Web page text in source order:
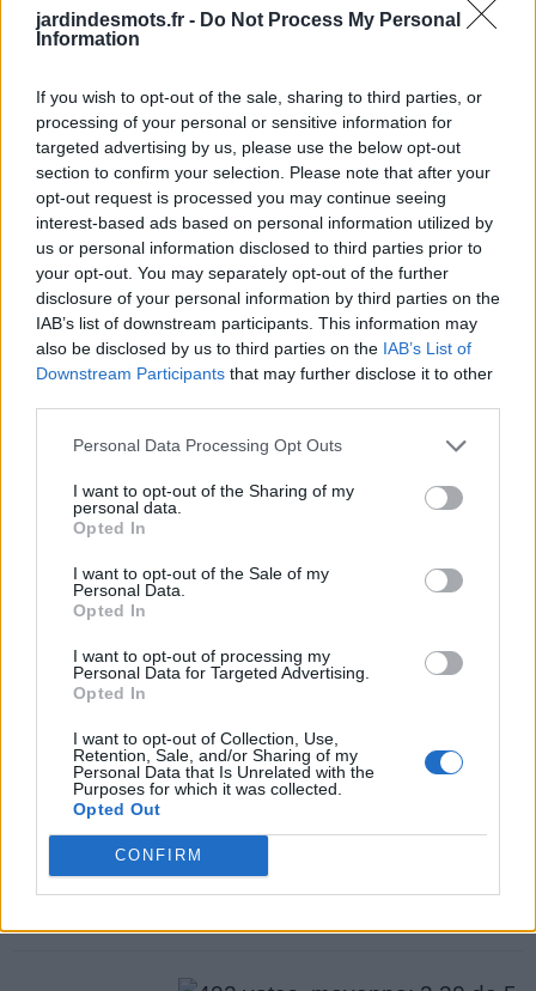
jardindesmots.fr - Do Not Process My Personal
Information
If you wish to opt-out of the sale, sharing to third parties, or
processing of your personal or sensitive information for
targeted advertising by us, please use the below opt-out
section to confirm your selection. Please note that after your
opt-out request is processed you may continue seeing
interest-based ads based on personal information utilized by
us or personal information disclosed to third parties prior to
your opt-out. You may separately opt-out of the further
disclosure of your personal information by third parties on the
IAB’s list of downstream participants. This information may
also be disclosed by us to third parties on the IAB’s List of
Downstream Participants that may further disclose it to other
Personal Data Processing Opt Outs
I want to opt-out of the Sharing of my
personal data.
Opted In
I want to opt-out of the Sale of my
Personal Data.
Opted In
I want to opt-out of processing my
Personal Data for Targeted Advertising.
Opted In
I want to opt-out of Collection, Use,
Retention, Sale, and/or Sharing of my
Personal Data that Is Unrelated with the
Purposes for which it was collected.
Opted Out
CONFIRM
partageant et noter le jeu avec votre liste d'amis,
plus joueur signifie plus de revenus pour le
grandir. Vous ne pouvez toujours pas trouver un
niveau spécifique? Laissez un commentaire ci-
dessous et nous serons plus qu'heureux de vous
aider!
Réponses mises à jour: 2026-05-19
Entrez toutes les lettres de puzzle:
Entrez
toutes
les
lettres
puzzle:
Chercher
nous avons donc généré une liste de mots qui
pourraient vous être utiles.
H U
E
M U
E
Q U E
Rechercher plus de réponses